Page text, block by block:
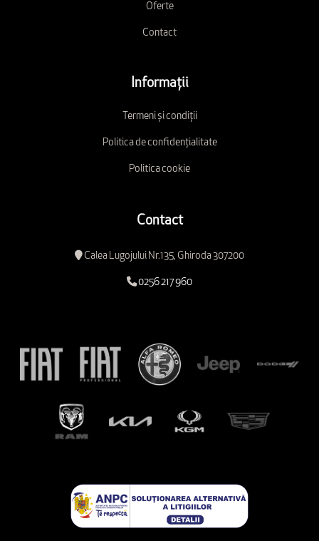
Oferte
Contact
Informații
Termeni și condiții
Politica de confidențialitate
Politica cookie
Contact
Calea Lugojului Nr.135, Ghiroda 307200
0256 217 960